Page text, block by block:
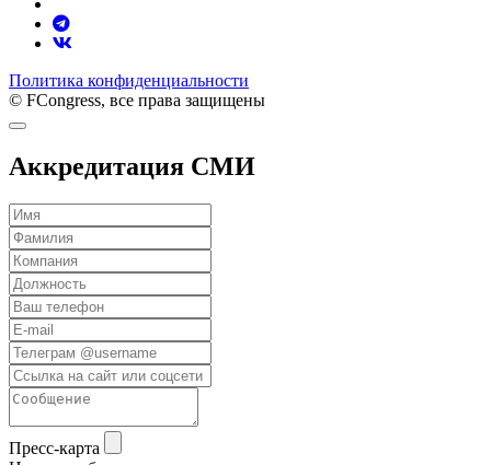
Политика конфиденциальности
© FCongress, все права защищены
Аккредитация СМИ
Пресс-карта